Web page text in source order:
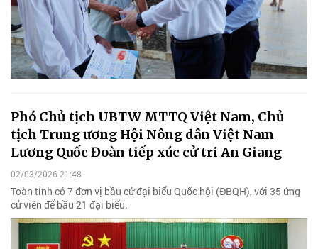
Phó Chủ tịch UBTW MTTQ Việt Nam, Chủ
tịch Trung ương Hội Nông dân Việt Nam
Lương Quốc Đoàn tiếp xúc cử tri An Giang
02/03/2026 21:48
Toàn tỉnh có 7 đơn vị bầu cử đại biểu Quốc hội (ĐBQH), với 35 ứng
cử viên để bầu 21 đại biểu.